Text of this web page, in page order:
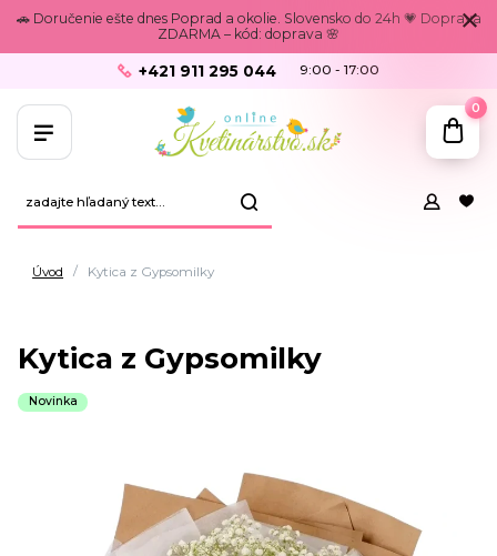
🚗 Doručenie ešte dnes Poprad a okolie. Slovensko do 24h 💗 Doprava
ZDARMA – kód: doprava 🌸
+421 911 295 044 9:00 - 17:00
0
Úvod Kytica z Gypsomilky
Kytica z Gypsomilky
Novinka